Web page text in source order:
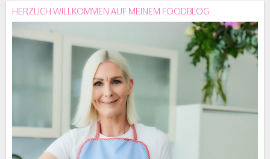
HERZLICH WILLKOMMEN AUF MEINEM FOODBLOG